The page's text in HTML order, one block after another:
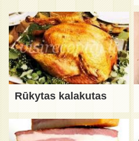
Rūkytas kalakutas